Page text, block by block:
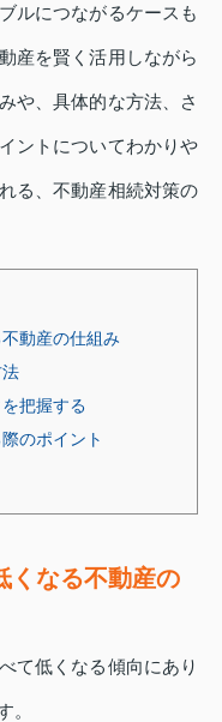
ルにつながるケースも
産を賢く活用しながら
や、具体的な方法、さ
ントについてわかりや
る、不動産相続対策の
動産の仕組み
把握する
のポイント
くなる不動産の
て低くなる傾向にあり
。